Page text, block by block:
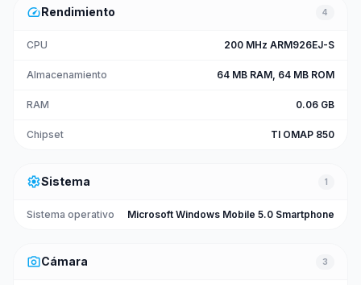
speedRendimiento 4
CPU 200 MHz ARM926EJ-S
Almacenamiento 64 MB RAM, 64 MB ROM
RAM 0.06 GB
Chipset TI OMAP 850
settingsSistema 1
Sistema operativo Microsoft Windows Mobile 5.0 Smartphone
photo_cameraCámara 3